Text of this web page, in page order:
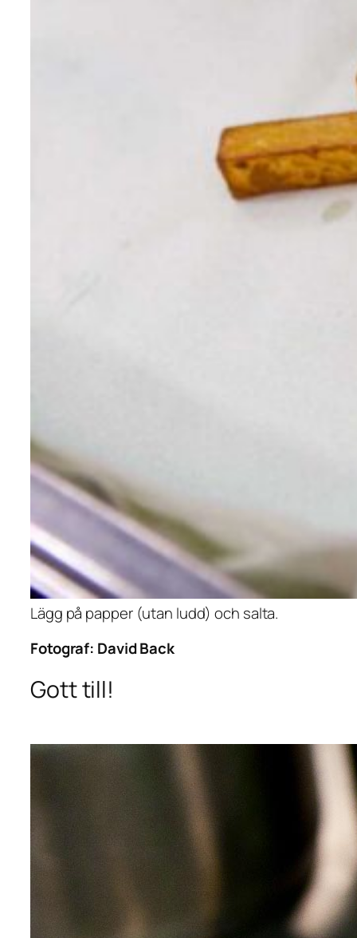
Lägg på papper (utan ludd) och salta.
Fotograf: David Back
Gott till!